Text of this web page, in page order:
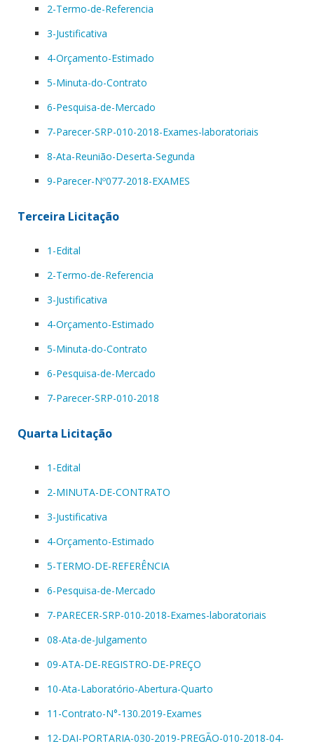
2-Termo-de-Referencia
3-Justificativa
4-Orçamento-Estimado
5-Minuta-do-Contrato
6-Pesquisa-de-Mercado
7-Parecer-SRP-010-2018-Exames-laboratoriais
8-Ata-Reunião-Deserta-Segunda
9-Parecer-Nº077-2018-EXAMES
Terceira Licitação
1-Edital
2-Termo-de-Referencia
3-Justificativa
4-Orçamento-Estimado
5-Minuta-do-Contrato
6-Pesquisa-de-Mercado
7-Parecer-SRP-010-2018
Quarta Licitação
1-Edital
2-MINUTA-DE-CONTRATO
3-Justificativa
4-Orçamento-Estimado
5-TERMO-DE-REFERÊNCIA
6-Pesquisa-de-Mercado
7-PARECER-SRP-010-2018-Exames-laboratoriais
08-Ata-de-Julgamento
09-ATA-DE-REGISTRO-DE-PREÇO
10-Ata-Laboratório-Abertura-Quarto
11-Contrato-N°-130.2019-Exames
12-DAI-PORTARIA-030-2019-PREGÃO-010-2018-04-